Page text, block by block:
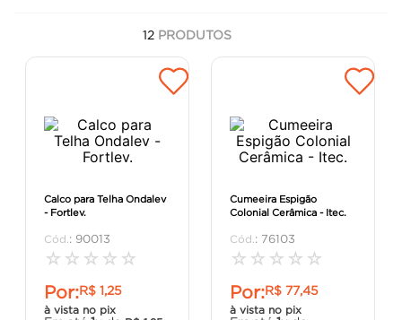
12 PRODUTOS
Calco para Telha Ondalev
- Fortlev.
: 90013
☆ ☆ ☆ ☆ ☆
Por:R$ 1,25
à vista no pix
Cumeeira Espigão
Colonial Cerâmica - Itec.
: 76103
☆ ☆ ☆ ☆ ☆
Por:R$ 77,45
à vista no pix
massa corrida
chuveiro
porta
cadeira
º cimento